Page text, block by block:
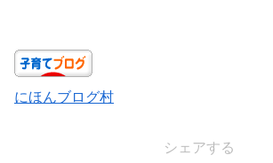
にほんブログ村
シェアする